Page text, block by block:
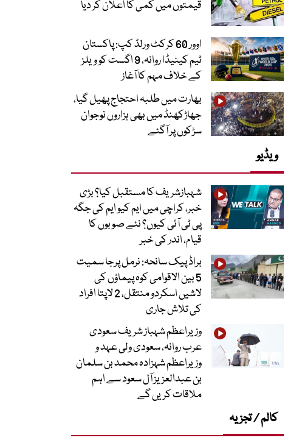
قیمتوں میں کمی کا اعلان کر دیا
اوور 60 کرکٹ ورلڈ کپ: پاکستان
ٹیم کینیڈا روانہ، 9 اگست کو ویلز
کے خلاف مہم کا آغاز
بھارت میں طلبہ احتجاج پھیل گیا،
جھاڑکھنڈ میں بھی ہزاروں نوجوان
سڑکوں پر آگئے
ویڈیو
شہبازشریف کا مستقبل کیا؟ بڑی
خبر، کراچی میں ایم کیو ایم کی جگہ
پی ٹی آئی کیوں؟ نئے صوبوں کا
قیام، اندر کی خبر
براڈ پیک سانحہ: نرمل پرجا سمیت
5 بین الاقوامی کوہ پیماؤں کی
لاشیں اسکردو منتقل، 2 لاپتا افراد
کی تلاش جاری
وزیراعظم شہباز شریف سعودی
عرب روانہ، سعودی ولی عہد و
وزیراعظم شہزادہ محمد بن سلمان
بن عبدالعزیز آل سعود سے اہم
ملاقات کریں گے
کالم / تجزیہ